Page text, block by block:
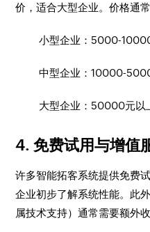
价，适合大型企业。价格通常
小型企业：5000-
中型企业：10000-
大型企业：50000元以
4. 免费试用与增值
许多智能拓客系统提供免费
企业初步了解系统性能。此
属技术支持）通常需要额外收